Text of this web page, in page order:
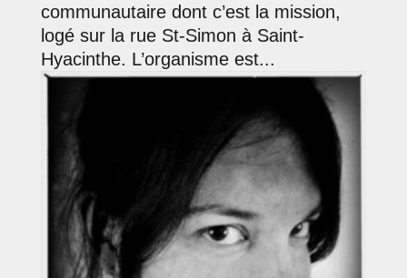
communautaire dont c’est la mission,
logé sur la rue St-Simon à Saint-
Hyacinthe. L’organisme est...